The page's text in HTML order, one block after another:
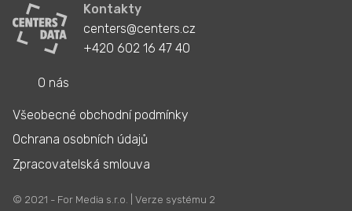
Kontakty
centers@centers.cz
+420 602 16 47 40
O nás
Všeobecné obchodní podmínky
Ochrana osobních údajů
Zpracovatelská smlouva
© 2021 - For Media s.r.o. | Verze systému 2